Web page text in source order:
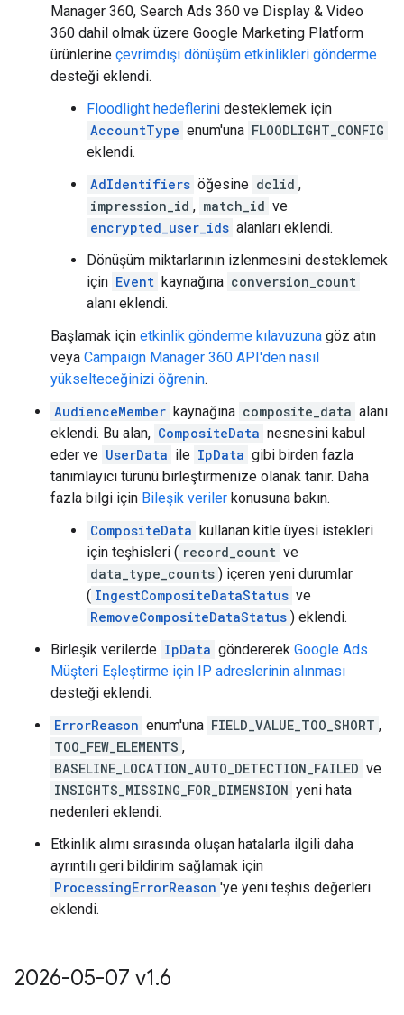
Manager 360, Search Ads 360 ve Display & Video
360 dahil olmak üzere Google Marketing Platform
ürünlerine çevrimdışı dönüşüm etkinlikleri gönderme
desteği eklendi.
Floodlight hedeflerini desteklemek için
AccountType enum'una FLOODLIGHT_CONFIG
eklendi.
AdIdentifiers öğesine dclid ,
impression_id , match_id ve
encrypted_user_ids alanları eklendi.
Dönüşüm miktarlarının izlenmesini desteklemek
için Event kaynağına conversion_count
alanı eklendi.
Başlamak için etkinlik gönderme kılavuzuna göz atın
veya Campaign Manager 360 API'den nasıl
yükselteceğinizi öğrenin.
AudienceMember kaynağına composite_data alanı
eklendi. Bu alan, CompositeData nesnesini kabul
eder ve UserData ile IpData gibi birden fazla
tanımlayıcı türünü birleştirmenize olanak tanır. Daha
fazla bilgi için Bileşik veriler konusuna bakın.
CompositeData kullanan kitle üyesi istekleri
için teşhisleri ( record_count ve
data_type_counts ) içeren yeni durumlar
( IngestCompositeDataStatus ve
RemoveCompositeDataStatus ) eklendi.
Birleşik verilerde IpData göndererek Google Ads
Müşteri Eşleştirme için IP adreslerinin alınması
desteği eklendi.
ErrorReason enum'una FIELD_VALUE_TOO_SHORT ,
TOO_FEW_ELEMENTS ,
BASELINE_LOCATION_AUTO_DETECTION_FAILED ve
INSIGHTS_MISSING_FOR_DIMENSION yeni hata
nedenleri eklendi.
Etkinlik alımı sırasında oluşan hatalarla ilgili daha
ayrıntılı geri bildirim sağlamak için
ProcessingErrorReason 'ye yeni teşhis değerleri
eklendi.
2026-05-07 v1.6